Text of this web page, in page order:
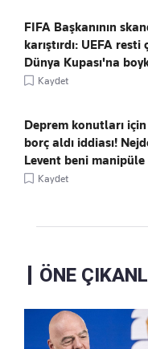
FIFA Başkanının
karıştırdı: UEFA
Dünya Kupası'na
Kaydet
Deprem konutları
borç aldı iddiası!
Levent beni
Kaydet
ÖNE